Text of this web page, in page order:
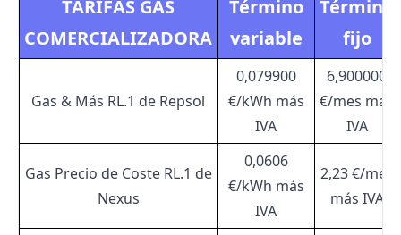
TARIFAS GAS
COMERCIALIZADORA
Término
variable
Término
fijo
Gas & Más RL.1 de Repsol
0,079900
€/kWh más
IVA
6,900000
€/mes más
IVA
Gas Precio de Coste RL.1 de
Nexus
0,0606
€/kWh más
IVA
2,23 €/mes
más IVA